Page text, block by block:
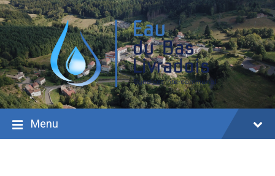
Aller
au
contenu
Passer
à
la
navigation
principale
Passer
au
pied
de
page
Menu